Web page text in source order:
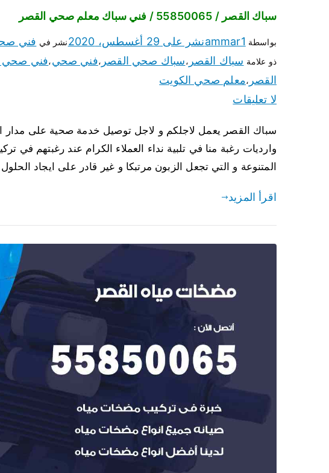
سباك القصر / 55850065 / فني سباك معلم صحي القصر
بواسطة ammar1نشر على 29 أغسطس، 2020 نشر في فني
ذو علامة سباك القصر ،سباك صحي القصر ،فني صحي،فني صحي
القصر ،معلم صحي الكويت
لا تعليقات
سباك القصر يعمل لاجلكم و لاجل توصيل خدمة صحية على مدار
وارديات رغبة منا في تلبية نداء العملاء الكرام عند
المتنوعة و التي تجعل الزبون مرتبكا و غير قادر على ايجاد
اقرأ المزيد